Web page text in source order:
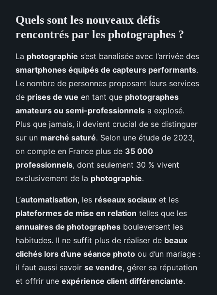
Quels sont les nouveaux défis
rencontrés par les photographes ?
La photographie s’est banalisée avec l’arrivée des
smartphones équipés de capteurs performants.
Le nombre de personnes proposant leurs services
de prises de vue en tant que photographes
amateurs ou semi-professionnels a explosé.
Plus que jamais, il devient crucial de se distinguer
sur un marché saturé. Selon une étude de 2023,
on compte en France plus de 35 000
professionnels, dont seulement 30 % vivent
exclusivement de la photographie.
L’automatisation, les réseaux sociaux et les
plateformes de mise en relation telles que les
annuaires de photographes bouleversent les
habitudes. Il ne suffit plus de réaliser de beaux
clichés lors d’une séance photo ou d’un mariage :
il faut aussi savoir se vendre, gérer sa réputation
et offrir une expérience client différenciante.